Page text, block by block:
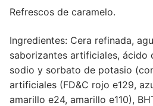
Refrescos de caramelo.
Ingredientes: Cera refinada,
saborizantes artificiales, ácido
sodio y sorbato de potasio
artificiales (FD&C rojo e129,
amarillo e24, amarillo e110),